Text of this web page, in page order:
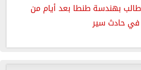
بهندسة طنطا بعد أيام من
في حادث سير